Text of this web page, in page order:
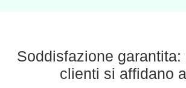
Soddisfazione garantita:
clienti si affidano